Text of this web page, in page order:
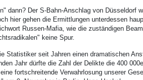
dann? Der S-Bahn-Anschlag von Düsseldorf
hier gehen die Ermittlungen unterdessen
Russen-Mafia, wie die zuständigen
keine Spur.
Statistiker seit Jahren einen dramatischen
Jahr dürfte die Zahl der Delikte die 400
fortschreitende Verwahrlosung unserer